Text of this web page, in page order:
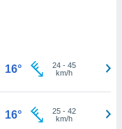
16° 24- 45
km/h
16° 25- 42
km/h